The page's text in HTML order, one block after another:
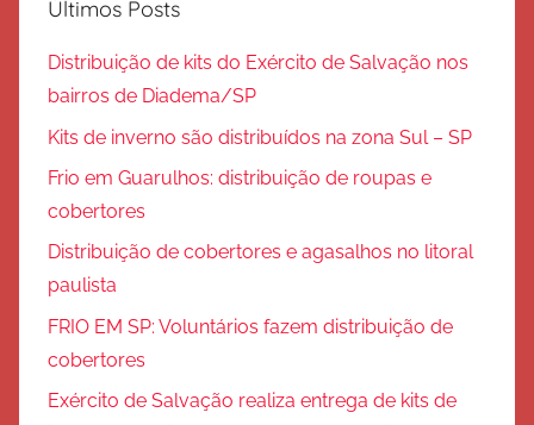
Últimos Posts
Distribuição de kits do Exército de Salvação nos
bairros de Diadema/SP
Kits de inverno são distribuídos na zona Sul – SP
Frio em Guarulhos: distribuição de roupas e
cobertores
Distribuição de cobertores e agasalhos no litoral
paulista
FRIO EM SP: Voluntários fazem distribuição de
cobertores
Exército de Salvação realiza entrega de kits de